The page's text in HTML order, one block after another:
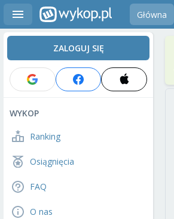
Główna
ZALOGUJ SIĘ
WYKOP
Ranking
Osiągnięcia
FAQ
O nas